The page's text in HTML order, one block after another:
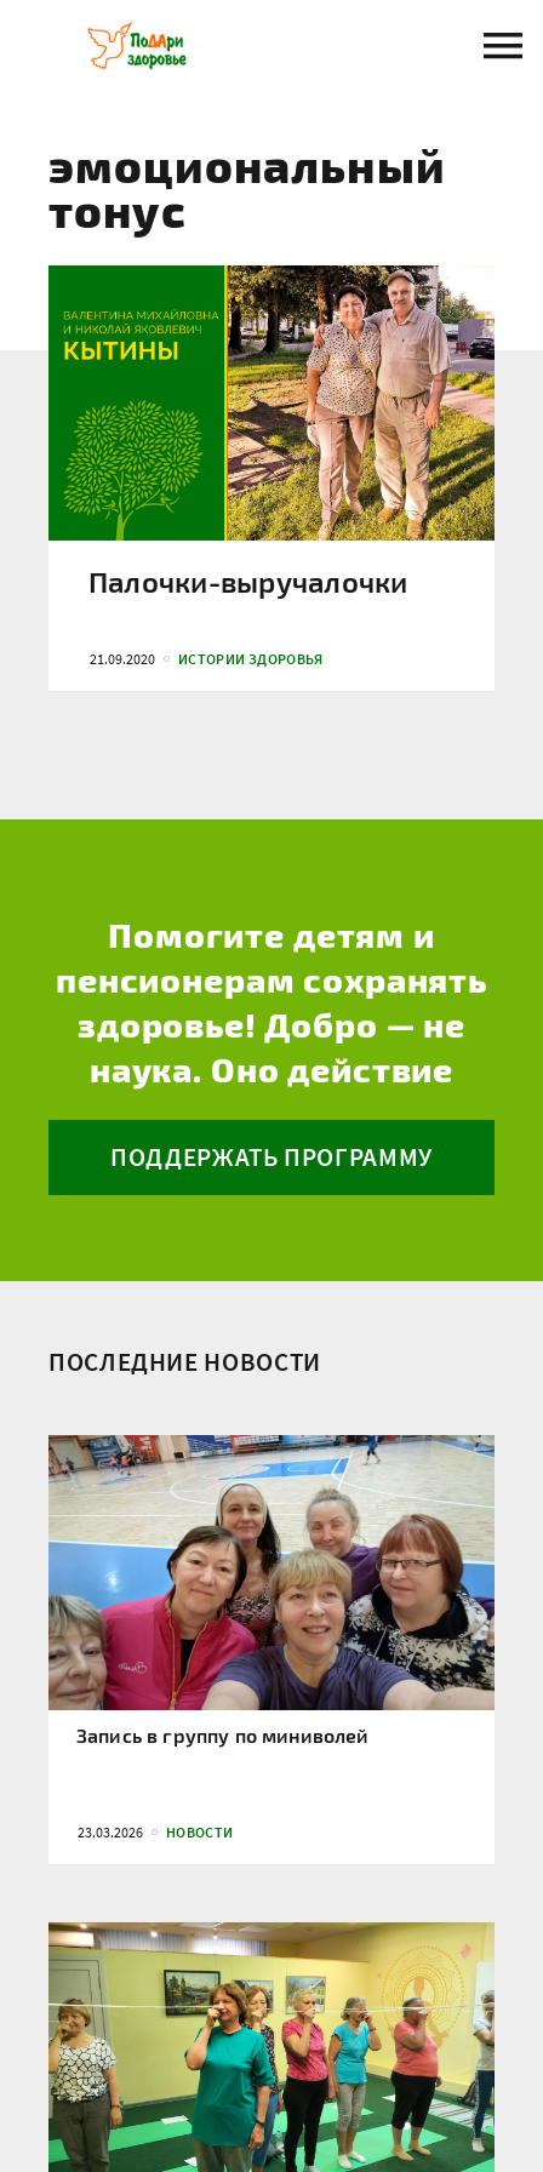
содержанию
эмоциональный
тонус
Палочки-выручалочки
21.09.2020 ИСТОРИИ ЗДОРОВЬЯ
Помогите детям и
пенсионерам сохранять
здоровье! Добро — не
наука. Оно действие
ПОДДЕРЖАТЬ ПРОГРАММУ
ПОСЛЕДНИЕ НОВОСТИ
Запись в группу по миниволей
23.03.2026 НОВОСТИ